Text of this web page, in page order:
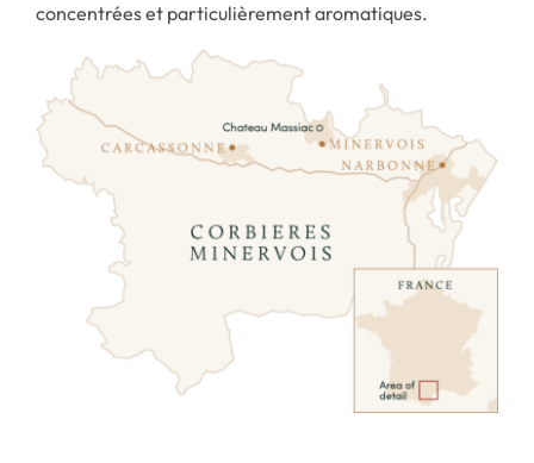
Galerie photo
Événement
Contact
Mon compte
concentrées et particulièrement aromatiques.